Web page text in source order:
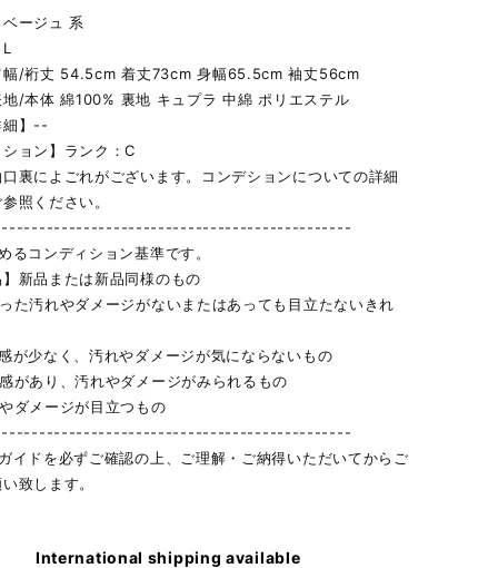
ージュ 系
幅/裄丈 54.5cm 着丈73cm 身幅65.5cm 袖丈56cm
地/本体 綿100% 裏地 キュプラ 中綿 ポリエステル
細】--
ョン】ランク：C
裏によごれがございます。コンデションについての詳細
照ください。
るコンディション基準です。
新品または新品同様のもの
た汚れやダメージがないまたはあっても目立たないきれ
が少なく、汚れやダメージが気にならないもの
があり、汚れやダメージがみられるもの
ダメージが目立つもの
イドを必ずご確認の上、ご理解・ご納得いただいてからご
致します。
International shipping available